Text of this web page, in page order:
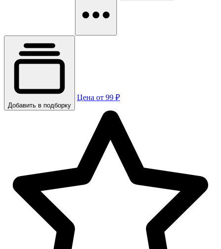
Добавить в подборку
Цена от 99 ₽